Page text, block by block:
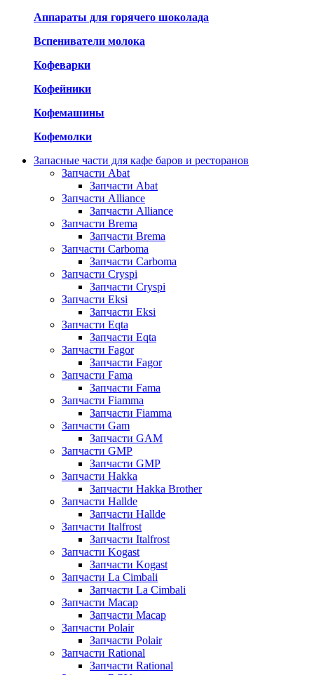
Аппараты для горячего шоколада
Вспениватели молока
Кофеварки
Кофейники
Кофемашины
Кофемолки
Запасные части для кафе баров и ресторанов
Запчасти Abat
Запчасти Abat
Запчасти Alliance
Запчасти Alliance
Запчасти Brema
Запчасти Brema
Запчасти Carboma
Запчасти Carboma
Запчасти Cryspi
Запчасти Cryspi
Запчасти Eksi
Запчасти Eksi
Запчасти Eqta
Запчасти Eqta
Запчасти Fagor
Запчасти Fagor
Запчасти Fama
Запчасти Fama
Запчасти Fiamma
Запчасти Fiamma
Запчасти Gam
Запчасти GAM
Запчасти GMP
Запчасти GMP
Запчасти Hakka
Запчасти Hakka Brother
Запчасти Hallde
Запчасти Hallde
Запчасти Italfrost
Запчасти Italfrost
Запчасти Kogast
Запчасти Kogast
Запчасти La Cimbali
Запчасти La Cimbali
Запчасти Macap
Запчасти Macap
Запчасти Polair
Запчасти Polair
Запчасти Rational
Запчасти Rational